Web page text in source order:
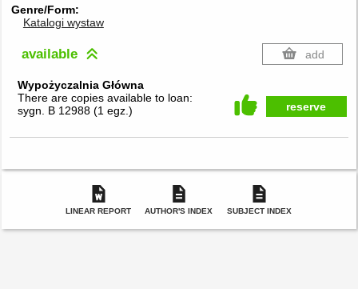
Genre/Form
Katalogi wystaw
available add
Wypożyczalnia Główna
There are copies available to loan:
sygn. B 12988 (1 egz.) reserve
LINEAR REPORT AUTHOR'S INDEX SUBJECT INDEX